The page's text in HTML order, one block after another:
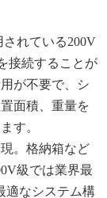
れている200V
接続することが
が不要で、シ
面積、重量を
す。
。格納箱など
級では業界最
適なシステム構